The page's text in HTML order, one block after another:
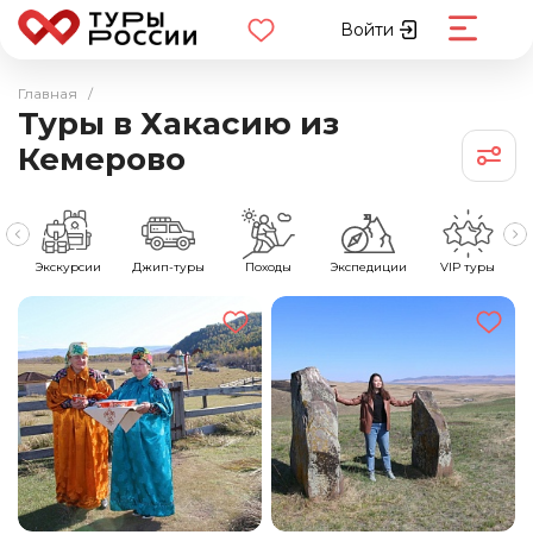
Войти
Главная /
Туры в Хакасию из
Кемерово
Экскурсии Джип-туры Походы Экспедиции VIP туры